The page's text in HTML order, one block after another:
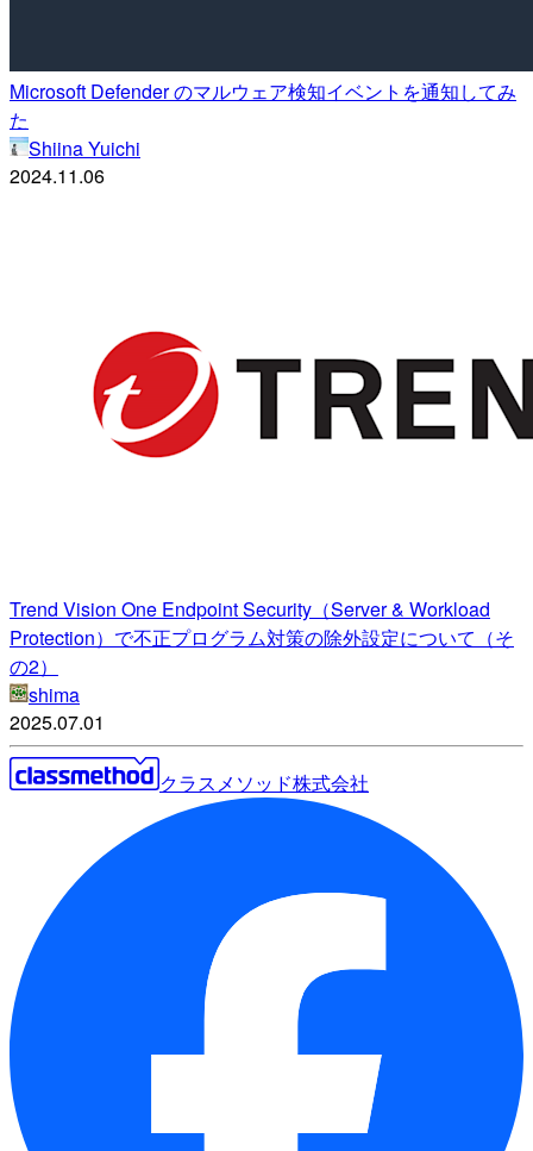
Microsoft Defender のマルウェア検知イベントを通知してみ
た
Shiina Yuichi
2024.11.06
Trend Vision One Endpoint Security（Server & Workload
Protection）で不正プログラム対策の除外設定について（そ
の2）
shima
2025.07.01
クラスメソッド株式会社